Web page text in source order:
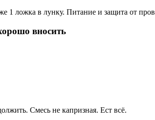
1 ложка в лунку. Питание и защита от
вносить
Смесь не капризная. Ест всё.